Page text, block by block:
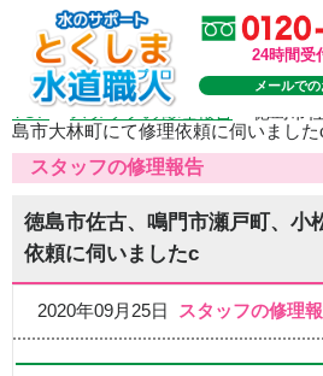
24時間受
メールで
TOP>スタッフの修理報告
島市大林町にて修理依頼に伺いました
スタッフの修理報告
徳島市佐古、鳴門市瀬戸町、小
依頼に伺いましたc
2020年09月25日 スタッフの修理